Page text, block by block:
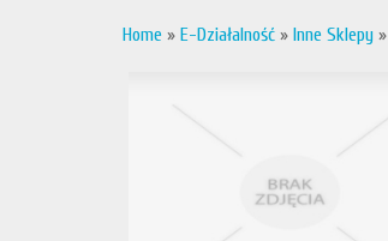
Home » E-Działalność » Inne Sklepy »